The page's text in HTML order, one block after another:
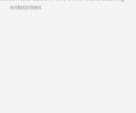
enterprises